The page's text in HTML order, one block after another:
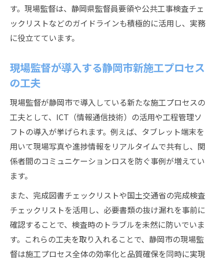
す。現場監督は、静岡県監督員要領や公共工事検査チェ
ックリストなどのガイドラインも積極的に活用し、実務
に役立てています。
現場監督が導入する静岡市新施工プロセス
の工夫
現場監督が静岡市で導入している新たな施工プロセスの
工夫として、ICT（情報通信技術）の活用や工程管理ソ
フトの導入が挙げられます。例えば、タブレット端末を
用いて現場写真や進捗情報をリアルタイムで共有し、関
係者間のコミュニケーションロスを防ぐ事例が増えてい
ます。
また、完成図書チェックリストや国土交通省の完成検査
チェックリストを活用し、必要書類の抜け漏れを事前に
確認することで、検査時のトラブルを未然に防いでいま
す。これらの工夫を取り入れることで、静岡市の現場監
督は施工プロセス全体の効率化と品質確保を同時に実現